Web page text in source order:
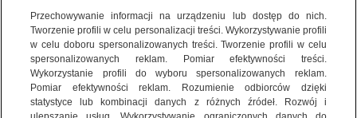
FAKTY | ZOBACZ FAKTY
Nowy rozdział w polskiej transplantologii. "Pula narządów praktycznie
nieograniczona"
WIĘCEJ
KANAŁY
Przechowywanie informacji na urządzeniu lub dostęp do nich.
Tworzenie profili w celu personalizacji treści. Wykorzystywanie profili
w celu doboru spersonalizowanych treści. Tworzenie profili w celu
spersonalizowanych reklam. Pomiar efektywności treści.
Wykorzystanie profili do wyboru spersonalizowanych reklam.
Pomiar efektywności reklam. Rozumienie odbiorców dzięki
statystyce lub kombinacji danych z różnych źródeł. Rozwój i